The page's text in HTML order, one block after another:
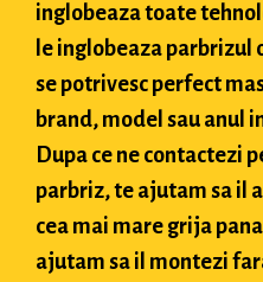
inglobeaza toate
le inglobeaza parbrizul
se potrivesc perfect
brand, model sau anul
Dupa ce ne contactezi
parbriz, te ajutam sa il
cea mai mare grija
ajutam sa il montezi